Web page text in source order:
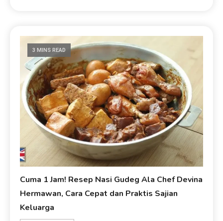
3 MINS READ
Cuma 1 Jam! Resep Nasi Gudeg Ala Chef Devina
Hermawan, Cara Cepat dan Praktis Sajian
Keluarga